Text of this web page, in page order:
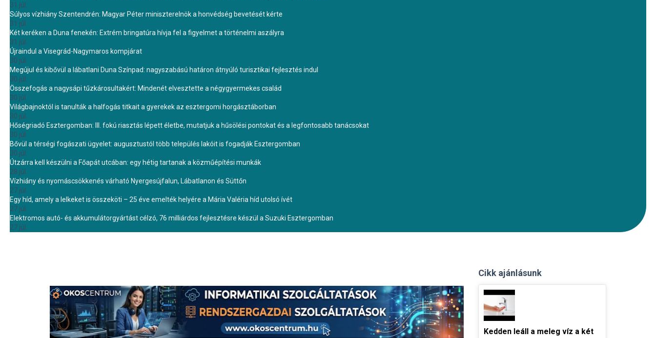
31 júl.
Súlyos vízhiány Szentendrén: Magyar Péter miniszterelnök a honvédség bevetését kérte
31 júl.
Két keréken a Duna fenekén: Extrém bringatúra hívja fel a figyelmet a történelmi aszályra
31 júl.
Újraindul a Visegrád-Nagymaros kompjárat
30 júl.
Megújul és kibővül a lábatlani Duna Színpad: nagyszabású határon átnyúló turisztikai fejlesztés indul
30 júl.
Összefogás a nagysápi tűzkárosultakért: Mindenét elvesztette a négygyermekes család
30 júl.
Világbajnoktól is tanulták a halfogás titkait a gyerekek az esztergomi horgásztáborban
30 júl.
Hőségriadó Esztergomban: III. fokú riasztás lépett életbe, mutatjuk a hűsölési pontokat és a legfontosabb tanácsokat
30 júl.
Bővül a térségi fogászati ügyelet: augusztustól több település lakóit is fogadják Esztergomban
30 júl.
Útzárra kell készülni a Főapát utcában: egy hétig tartanak a közműépítési munkák
28 júl.
Vízhiány és nyomáscsökkenés várható Nyergesújfalun, Lábatlanon és Süttőn
27 júl.
Egy híd, amely a lelkeket is összeköti – 25 éve emelték helyére a Mária Valéria híd utolsó ívét
27 júl.
Elektromos autó- és akkumulátorgyártást célzó, 76 milliárdos fejlesztésre készül a Suzuki Esztergomban
27 júl.
Cikk ajánlásunk
Kedden leáll a meleg víz a két